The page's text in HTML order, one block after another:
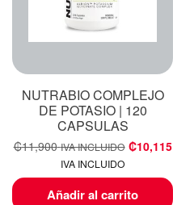
NUTRABIO COMPLEJO
DE POTASIO | 120
CAPSULAS
₡11,900 IVA INCLUIDO ₡10,115
IVA INCLUIDO
Añadir al carrito